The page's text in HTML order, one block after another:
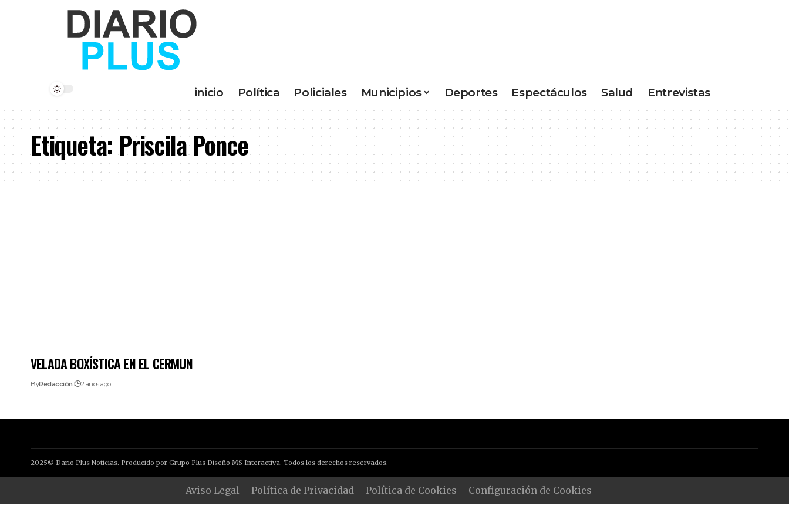
inicio Política Policiales Municipios Deportes Espectáculos Salud Entrevistas
Etiqueta:Priscila Ponce
VELADA BOXÍSTICA EN EL CERMUN
ByRedacción 2 años ago
2025© Dario Plus Noticias. Producido por Grupo Plus Diseño MS Interactiva. Todos los derechos reservados.
Aviso Legal Política de Privacidad Política de Cookies Configuración de Cookies